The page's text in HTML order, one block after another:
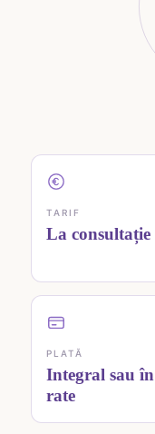
TARIF
La consultație
PLATĂ
Integral sau în
rate